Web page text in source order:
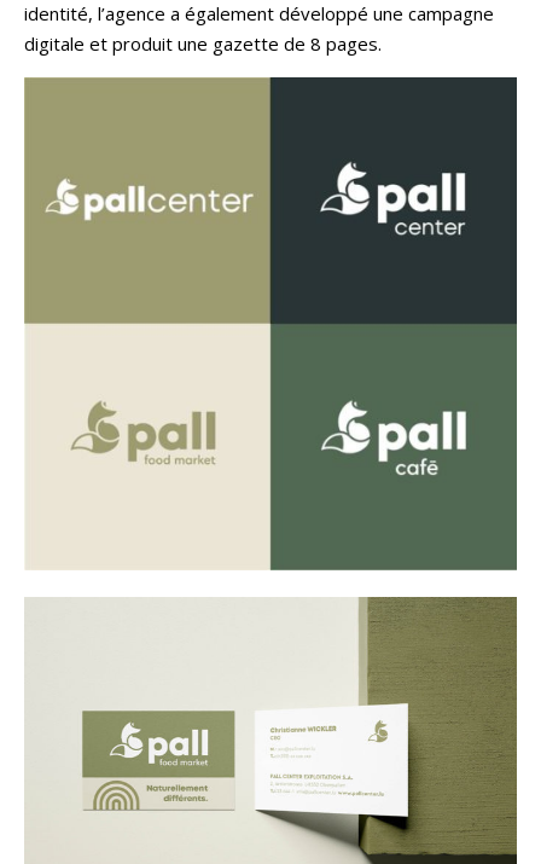
identité, l’agence a également développé une campagne
digitale et produit une gazette de 8 pages.